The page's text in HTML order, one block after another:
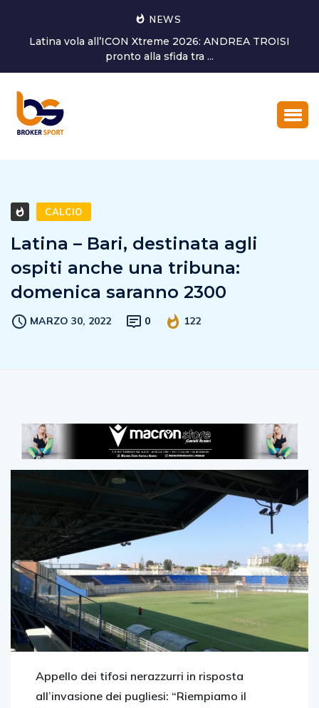
NEWS
Alessandro Bagni torna a dedicarsi alla crescita del
settore giovanile...
CALCIO
Latina – Bari, destinata agli
ospiti anche una tribuna:
domenica saranno 2300
MARZO 30, 2022 0 122
Appello dei tifosi nerazzurri in risposta
all’invasione dei pugliesi: “Riempiamo il